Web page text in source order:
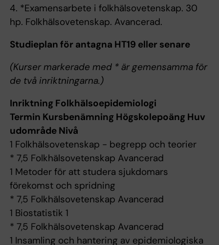
4. *Examensarbete i folkhälsovetenskap. 30
hp. Folkhälsovetenskap. Avancerad.
Studieplan för antagna HT19 eller senare
(Kurser markerade med * är gemensamma för
de två inriktningarna.)
Inriktning Folkhälsoepidemiologi
Termin Kursbenämning Högskolepoäng Huv
udområde Nivå
1 Folkhälsovetenskap - begrepp och teorier
* 7,5 Folkhälsovetenskap Avancerad
1 Metoder för att studera sjukdomars
förekomst och spridning
* 7,5 Folkhälsovetenskap Avancerad
1 Biostatistik 1
* 7,5 Folkhälsovetenskap Avancerad
1 Insamling och hantering av epidemiologiska